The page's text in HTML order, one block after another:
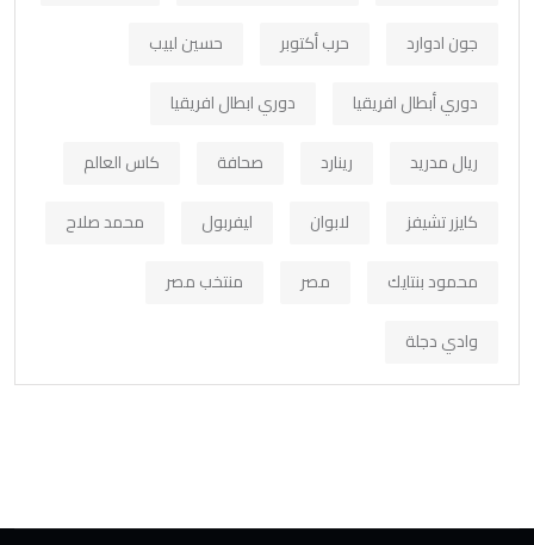
جون ادوارد
حرب أكتوبر
حسين لبيب
دوري أبطال افريقيا
دوري ابطال افريقيا
ريال مدريد
رينارد صحافة
كاس العالم
كايزر تشيفز
لابوان ليفربول
محمد صلاح
محمود بنتايك
مصر
منتخب مصر
وادي دجلة